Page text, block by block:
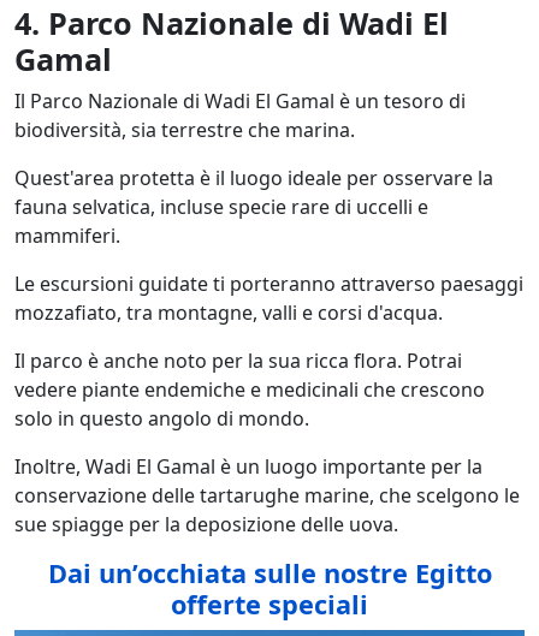
4. Parco Nazionale di Wadi El
Gamal
Il Parco Nazionale di Wadi El Gamal è un tesoro di
biodiversità, sia terrestre che marina.
Quest'area protetta è il luogo ideale per osservare la
fauna selvatica, incluse specie rare di uccelli e
mammiferi.
Le escursioni guidate ti porteranno attraverso paesaggi
mozzafiato, tra montagne, valli e corsi d'acqua.
Il parco è anche noto per la sua ricca flora. Potrai
vedere piante endemiche e medicinali che crescono
solo in questo angolo di mondo.
Inoltre, Wadi El Gamal è un luogo importante per la
conservazione delle tartarughe marine, che scelgono le
sue spiagge per la deposizione delle uova.
Dai un’occhiata sulle nostre Egitto
offerte speciali